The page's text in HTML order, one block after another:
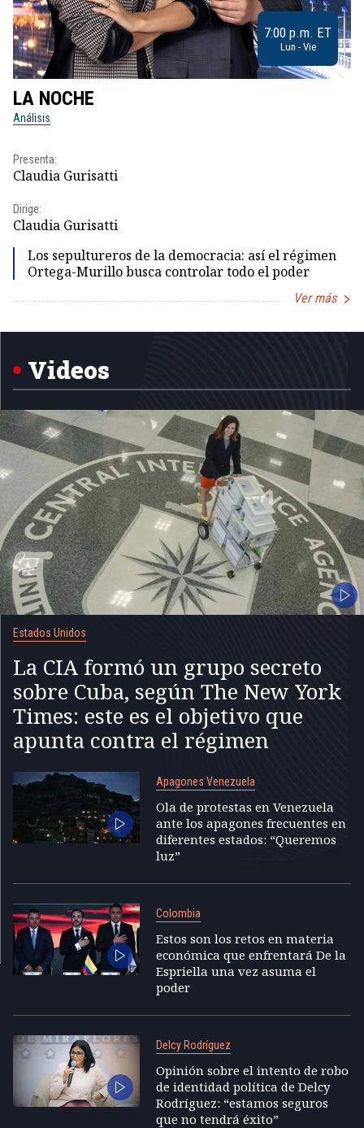
7:00 p.m. ET
Lun - Vie
LA NOCHE
Análisis
Presenta:
Claudia Gurisatti
Dirige:
Claudia Gurisatti
Los sepultureros de la democracia: así el régimen
Ortega-Murillo busca controlar todo el poder
Ver más
Videos
Estados Unidos
La CIA formó un grupo secreto
sobre Cuba, según The New York
Times: este es el objetivo que
apunta contra el régimen
Apagones Venezuela
Ola de protestas en Venezuela
ante los apagones frecuentes en
diferentes estados: “Queremos
luz”
Colombia
Estos son los retos en materia
económica que enfrentará De la
Espriella una vez asuma el
poder
Delcy Rodríguez
Opinión sobre el intento de robo
de identidad política de Delcy
Rodríguez: “estamos seguros
que no tendrá éxito”